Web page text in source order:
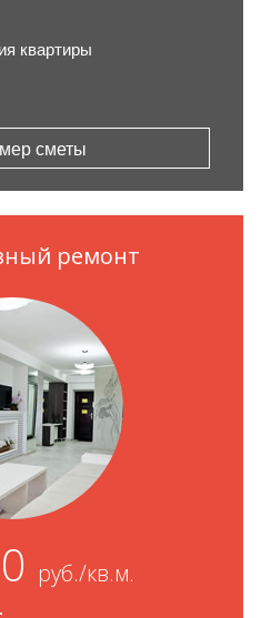
квартиры
сметы
ремонт
руб./кв.м.